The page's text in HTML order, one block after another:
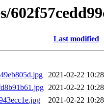
Last modified
2021-02-22 10:28
2021-02-22 10:28
2021-02-22 10:28